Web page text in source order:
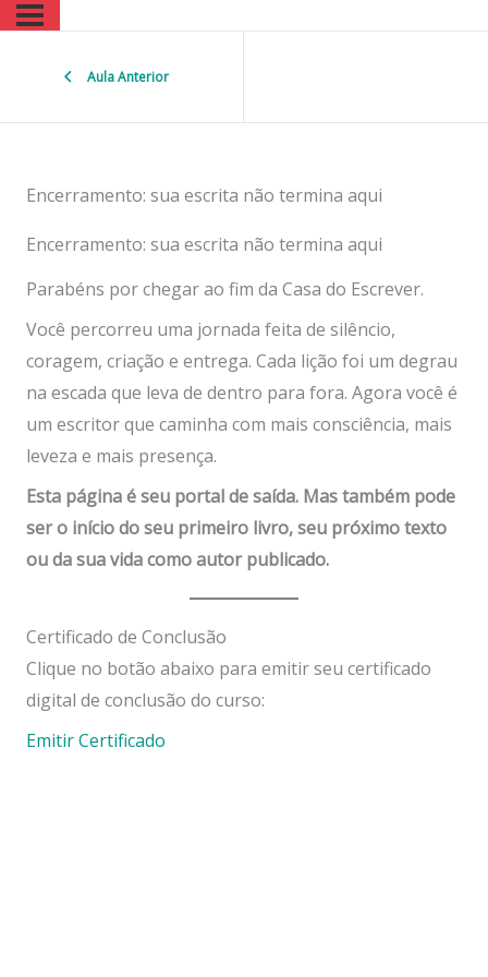
Aula Anterior
Encerramento: sua escrita não termina aqui
Encerramento: sua escrita não termina aqui
Parabéns por chegar ao fim da Casa do Escrever.
Você percorreu uma jornada feita de silêncio,
coragem, criação e entrega. Cada lição foi um degrau
na escada que leva de dentro para fora. Agora você é
um escritor que caminha com mais consciência, mais
leveza e mais presença.
Esta página é seu portal de saída. Mas também pode
ser o início do seu primeiro livro, seu próximo texto
ou da sua vida como autor publicado.
Certificado de Conclusão
Clique no botão abaixo para emitir seu certificado
digital de conclusão do curso:
Emitir Certificado